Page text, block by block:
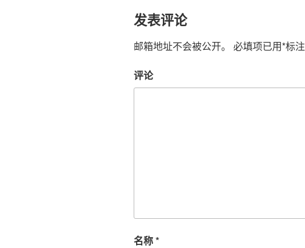
发表评论
邮箱地址不会被公开。 必填项已用*标注
评论
名称*